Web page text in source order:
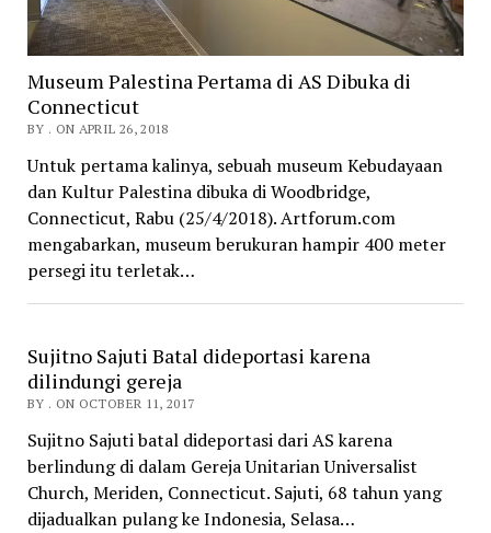
Museum Palestina Pertama di AS Dibuka di
Connecticut
BY . ON APRIL 26, 2018
Untuk pertama kalinya, sebuah museum Kebudayaan
dan Kultur Palestina dibuka di Woodbridge,
Connecticut, Rabu (25/4/2018). Artforum.com
mengabarkan, museum berukuran hampir 400 meter
persegi itu terletak…
Sujitno Sajuti Batal dideportasi karena
dilindungi gereja
BY . ON OCTOBER 11, 2017
Sujitno Sajuti batal dideportasi dari AS karena
berlindung di dalam Gereja Unitarian Universalist
Church, Meriden, Connecticut. Sajuti, 68 tahun yang
dijadualkan pulang ke Indonesia, Selasa…